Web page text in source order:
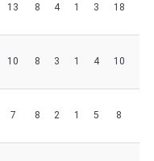
13 8 4 1 3 18
10 8 3 1 4 10
7 8 2 1 5 8